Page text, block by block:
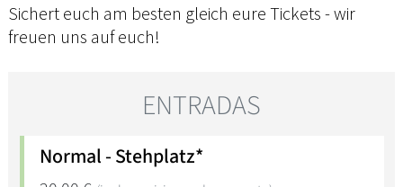
Sichert euch am besten gleich eure Tickets - wir
freuen uns auf euch!